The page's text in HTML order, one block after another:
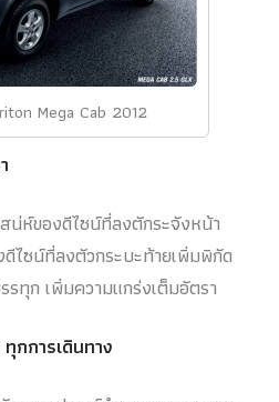
Mega Cab 2012
น่ห์ของดีไซน์ที่ลงตักระจังหน้า
ดีไซน์ที่ลงตัวกระบะท้ายเพิ่มพิกัด
ทุก เพิ่มความแกร่งเต็มอัตรา
กการเดินทาง